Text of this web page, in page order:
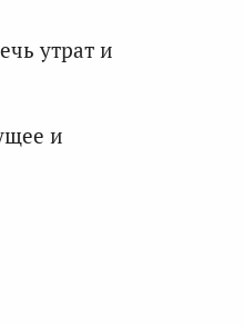
утрат и
и